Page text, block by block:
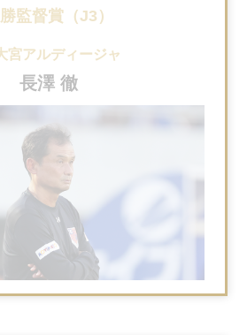
監督賞（J3）
宮アルディージャ
長澤 徹